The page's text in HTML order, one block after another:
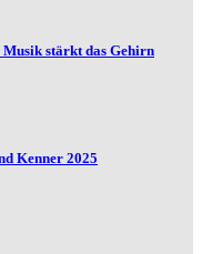
Musik stärkt das Gehirn
Kenner 2025